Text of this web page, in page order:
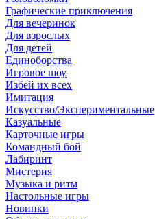
Графические приключения
Для вечеринок
Для взрослых
Для детей
Единоборства
Игровое шоу
Избей их всех
Имитация
Искусство/Экспериментальные
Казуальные
Карточные игры
Командный бой
Лабиринт
Мистерия
Музыка и ритм
Настольные игры
Новинки